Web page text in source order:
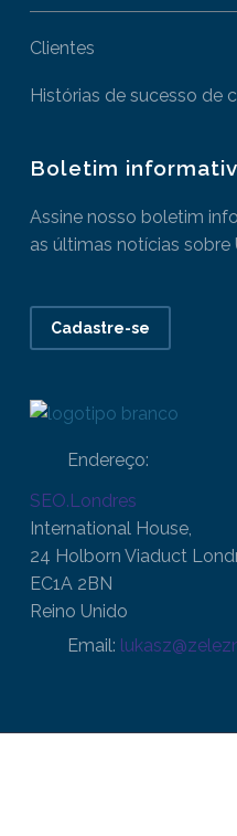
Clientes
Histórias de sucesso de
Boletim
Assine nosso boletim
as últimas notícias
Cadastre-se
Endereço:
SEO.Londres
International House,
24 Holborn Viaduct
EC1A 2BN
Reino Unido
Email: